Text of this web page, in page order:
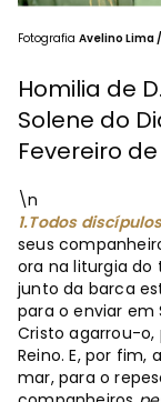
Fotografia Avelino Lima
Homilia de
Solene do
Fevereiro de
\n
1.Todos
seus
ora na liturgia do
junto da barca
para o enviar em
Cristo agarrou-o,
Reino. E, por fim,
mar, para o